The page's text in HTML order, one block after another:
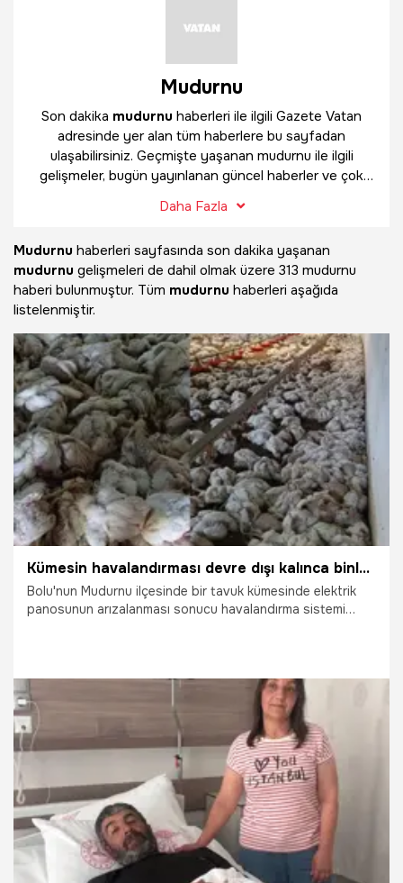
Mudurnu
Son dakika mudurnu haberleri ile ilgili Gazete Vatan
adresinde yer alan tüm haberlere bu sayfadan
ulaşabilirsiniz. Geçmişte yaşanan mudurnu ile ilgili
gelişmeler, bugün yayınlanan güncel haberler ve çok
Daha Fazla
Mudurnu haberleri sayfasında son dakika yaşanan
mudurnu gelişmeleri de dahil olmak üzere 313 mudurnu
haberi bulunmuştur. Tüm mudurnu haberleri aşağıda
listelenmiştir.
Kümesin havalandırması devre dışı kalınca binlerce tavuk telef oldu
Bolu'nun Mudurnu ilçesinde bir tavuk kümesinde elektrik
panosunun arızalanması sonucu havalandırma sistemi
5.08.2026 Gündem